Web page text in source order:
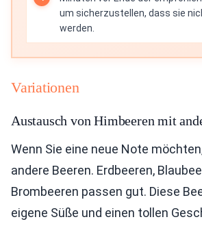
um sicherzustellen, dass sie
werden.
Variationen
Austausch von Himbeeren mit
Wenn Sie eine neue Note
andere Beeren. Erdbeeren,
Brombeeren passen gut. Diese
eigene Süße und einen tollen